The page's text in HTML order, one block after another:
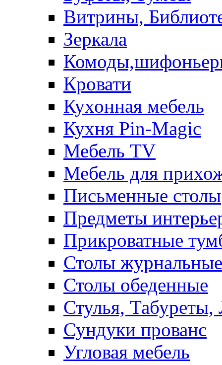
Витрины,
Зеркала
Кровати
Кухонная мебель
Кухня Pin-Magic
Мебель TV
Мебель для
Письменные столы
Предметы
Прикроватные
Столы журнальные
Столы обеденные
Стулья, Табуреты,
Сундуки прованс
Угловая мебель